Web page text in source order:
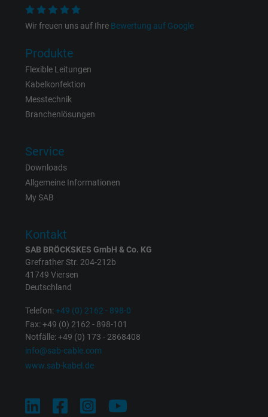
Laufzeit
Name
Anbieter Facebook Ireland Ltd.
Laufzeit
Zweck
Anzeigenausrichtung und
Anbieter Facebook Ireland Ltd.
Laufzeit
Zweck
Cookie von Facebook für Website-Analyse,
Anzeigenausrichtung und
datr, Facebook Pixel
Wir freuen uns auf Ihre Bewertung auf Google
Produkte
Flexible Leitungen
Kabelkonfektion
Messtechnik
Branchenlösungen
Service
Downloads
Allgemeine Informationen
My SAB
Kontakt
SAB BRÖCKSKES GmbH & Co. KG
Grefrather Str. 204-212b
41749 Viersen
Deutschland
Telefon:+49 (0) 2162 - 898-0
Fax: +49 (0) 2162 - 898-101
Notfälle: +49 (0) 173 - 2868408
info@sab-cable.com
www.sab-kabel.de